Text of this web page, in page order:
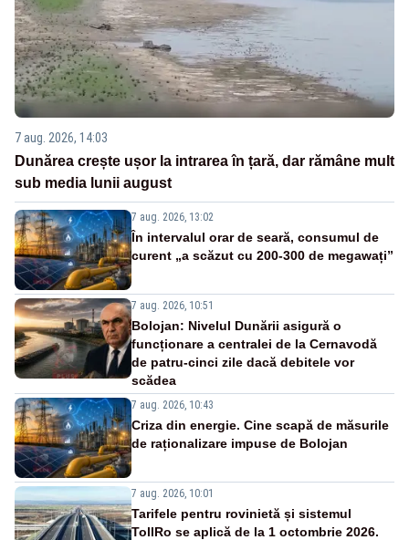
7 aug. 2026, 14:03
Dunărea crește ușor la intrarea în țară, dar rămâne mult
sub media lunii august
7 aug. 2026, 13:02
În intervalul orar de seară, consumul de
curent „a scăzut cu 200-300 de megawați”
7 aug. 2026, 10:51
Bolojan: Nivelul Dunării asigură o
funcționare a centralei de la Cernavodă
de patru-cinci zile dacă debitele vor
scădea
7 aug. 2026, 10:43
Criza din energie. Cine scapă de măsurile
de raționalizare impuse de Bolojan
7 aug. 2026, 10:01
Tarifele pentru rovinietă și sistemul
TollRo se aplică de la 1 octombrie 2026.